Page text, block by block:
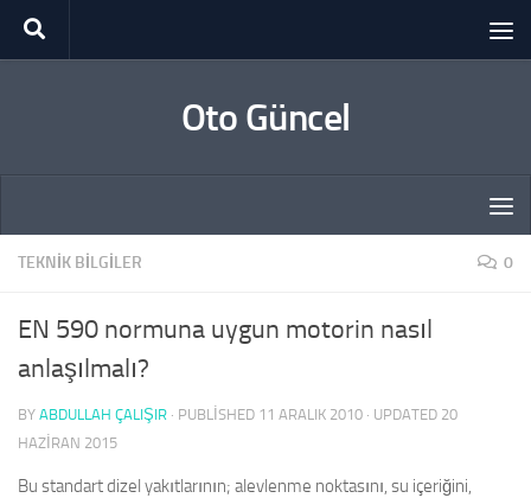
Skip to content
Oto Güncel
TEKNIK BILGILER 0
EN 590 normuna uygun motorin nasıl
anlaşılmalı?
BY ABDULLAH ÇALIŞIR · PUBLISHED 11 ARALIK 2010 · UPDATED 20
HAZIRAN 2015
Bu standart dizel yakıtlarının; alevlenme noktasını, su içeriğini,